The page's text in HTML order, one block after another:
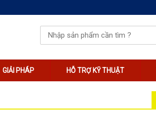
GIẢI PHÁP HỖ TRỢ KỸ THUẬT